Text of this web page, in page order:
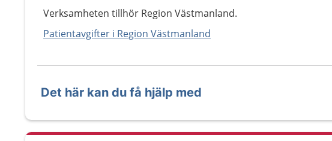
Verksamheten tillhör Region Västmanland.
Patientavgifter i Region Västmanland
Det här kan du få hjälp med